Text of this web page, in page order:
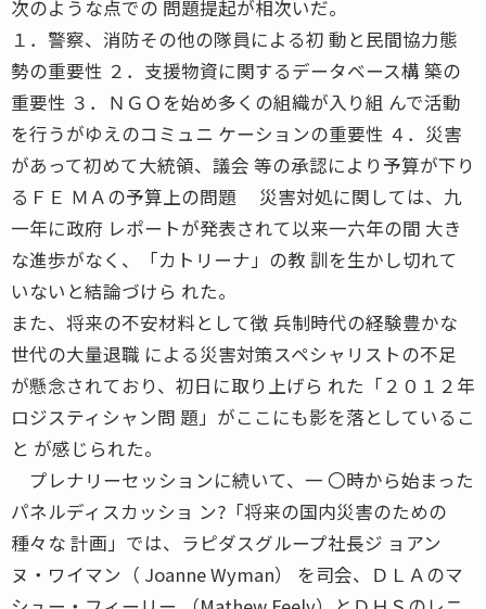
次のような点での 問題提起が相次いだ。
１．警察、消防その他の隊員による初 動と民間協力態
勢の重要性 ２．支援物資に関するデータベース構 築の
重要性 ３．ＮＧＯを始め多くの組織が入り組 んで活動
を行うがゆえのコミュニ ケーションの重要性 ４．災害
があって初めて大統領、議会 等の承認により予算が下り
るＦＥ ＭＡの予算上の問題 災害対処に関しては、九
一年に政府 レポートが発表されて以来一六年の間 大き
な進歩がなく、「カトリーナ」の教 訓を生かし切れて
いないと結論づけら れた。
また、将来の不安材料として徴 兵制時代の経験豊かな
世代の大量退職 による災害対策スペシャリストの不足
が懸念されており、初日に取り上げら れた「２０１２年
ロジスティシャン問 題」がここにも影を落としているこ
と が感じられた。
プレナリーセッションに続いて、一 〇時から始まった
パネルディスカッショ ン?「将来の国内災害のための
種々な 計画」では、ラピダスグループ社長ジ ョアン
ヌ・ワイマン（ Joanne Wyman） を司会、ＤＬＡのマ